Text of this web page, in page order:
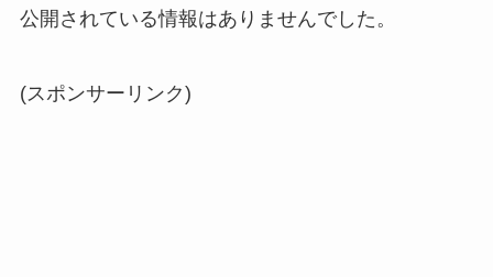
公開されている情報はありませんでした。
(スポンサーリンク)